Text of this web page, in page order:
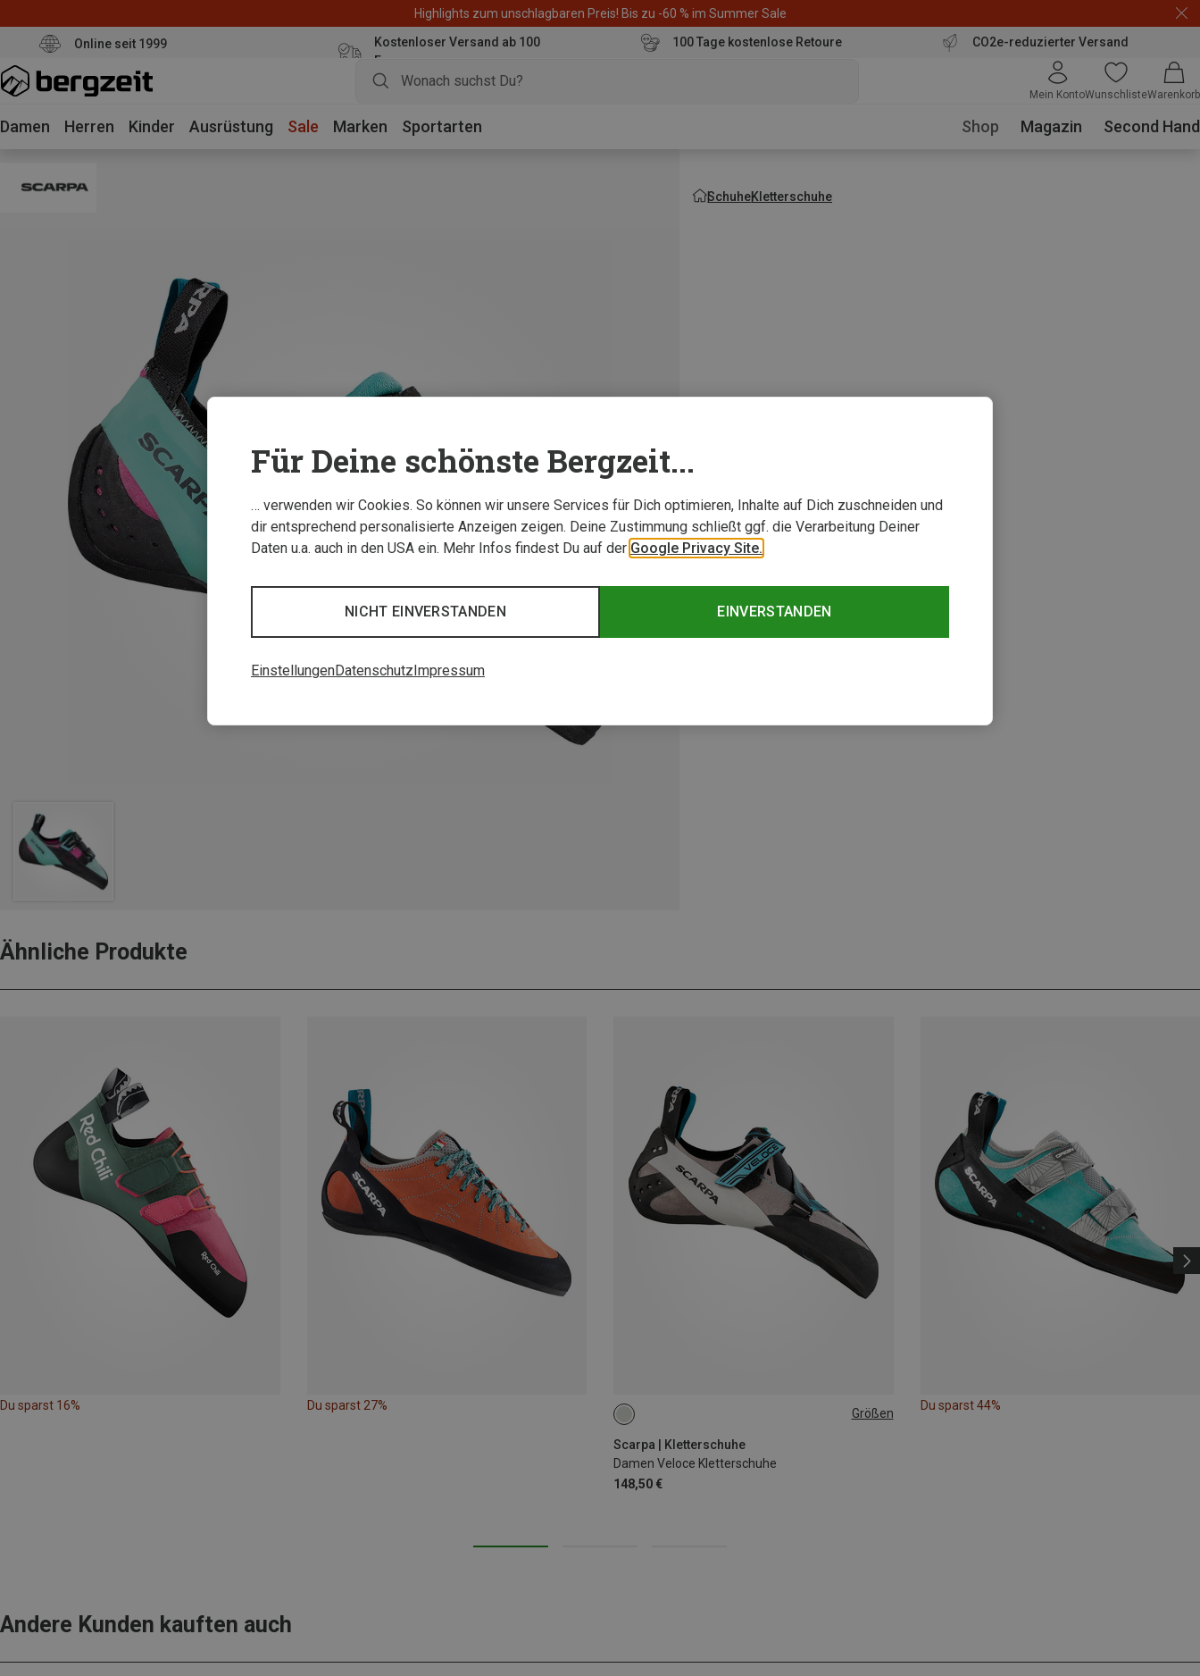
Highlights zum unschlagbaren Preis! Bis zu -60 % im Summer Sale
Online seit 1999
Kostenloser Versand ab 100
Euro
100 Tage kostenlose Retoure CO2e-reduzierter Versand
Mein KontoWunschlisteWarenkorb
Damen Herren Kinder Ausrüstung Sale Marken Sportarten Shop Magazin Second Hand
SchuheKletterschuhe
Ähnliche Produkte
Du sparst 16% Du sparst 27%
Größen
Scarpa | Kletterschuhe
Damen Veloce Kletterschuhe
148,50 €
Du sparst 44%
Andere Kunden kauften auch
Für Deine schönste Bergzeit...
… verwenden wir Cookies. So können wir unsere Services für Dich optimieren, Inhalte auf Dich zuschneiden und
dir entsprechend personalisierte Anzeigen zeigen. Deine Zustimmung schließt ggf. die Verarbeitung Deiner
Daten u.a. auch in den USA ein. Mehr Infos findest Du auf der Google Privacy Site.
EINVERSTANDEN
NICHT EINVERSTANDEN
EinstellungenDatenschutzImpressum